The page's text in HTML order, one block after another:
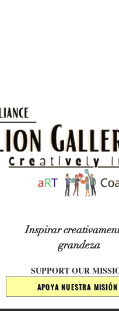
​​​Inspirar
grandeza
SUPPORT OUR
APOYA NUESTRA MISIÓN